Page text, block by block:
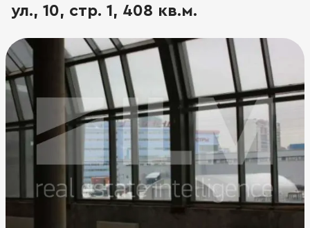
ул., 10, стр. 1, 408 кв.м.